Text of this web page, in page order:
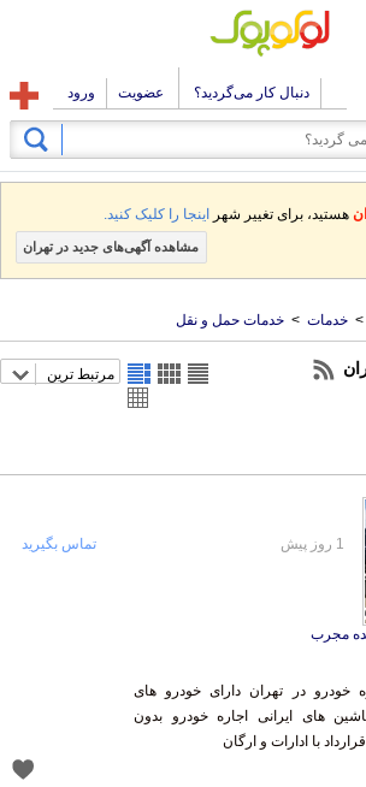
دنبال کار می‌گردید؟ عضویت ورود
هستید، برای تغییر شهر اینجا را کلیک کنید.
مشاهده آگهی‌های جدید در تهران
> خدمات > خدمات حمل و نقل
مرتبط ترین
مجرب
خودرو در تهران دارای خودرو های
های ایرانی اجاره خودرو بدون
با ادارات و ارگان
1 روز پیش تماس بگیرید